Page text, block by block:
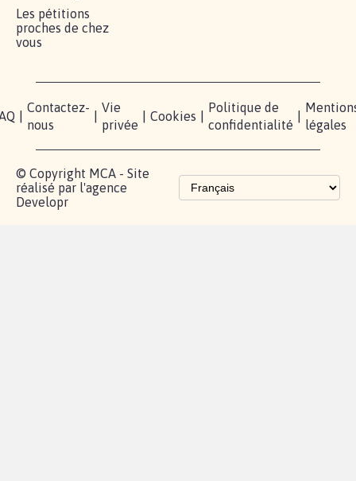
Les pétitions
proches de chez
vous
Contactez-
nous
Vie
privée
Cookies
Politique de
confidentialité
légales
© Copyright MCA - Site
réalisé par l'agence
Developr